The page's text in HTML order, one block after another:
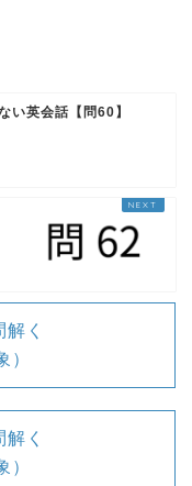
です。
い英会話【問60】
く
）
く
）